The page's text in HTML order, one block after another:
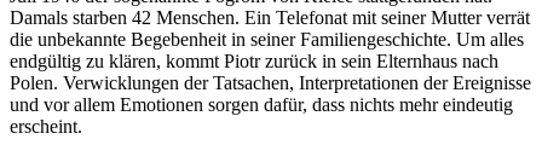
Damals starben 42 Menschen. Ein Telefonat mit seiner Mutter verrät
die unbekannte Begebenheit in seiner Familiengeschichte. Um alles
endgültig zu klären, kommt Piotr zurück in sein Elternhaus nach
Polen. Verwicklungen der Tatsachen, Interpretationen der Ereignisse
und vor allem Emotionen sorgen dafür, dass nichts mehr eindeutig
erscheint.